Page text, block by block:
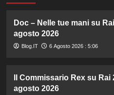
Doc – Nelle tue mani su
agosto 2026
Blog.IT 6 Agosto 2026 : 5:06
Il Commissario Rex su
agosto 2026